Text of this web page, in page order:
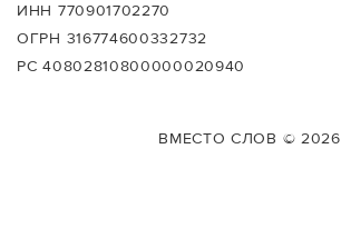
ИНН 770901702270
ОГРН 316774600332732
РС 40802810800000020940
ВМЕСТО СЛОВ © 2026